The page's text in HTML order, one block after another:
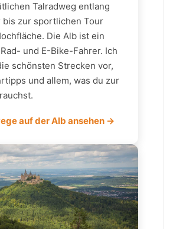
Talradweg entlang
bis zur sportlichen Tour
Die Alb ist ein
und E-Bike-Fahrer. Ich
schönsten Strecken vor,
und allem, was du zur
auf der Alb ansehen →